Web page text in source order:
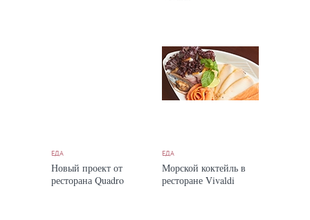
ЕДА
Новый проект от
ресторана Quadro
ЕДА
Морской коктейль в
ресторане Vivaldi